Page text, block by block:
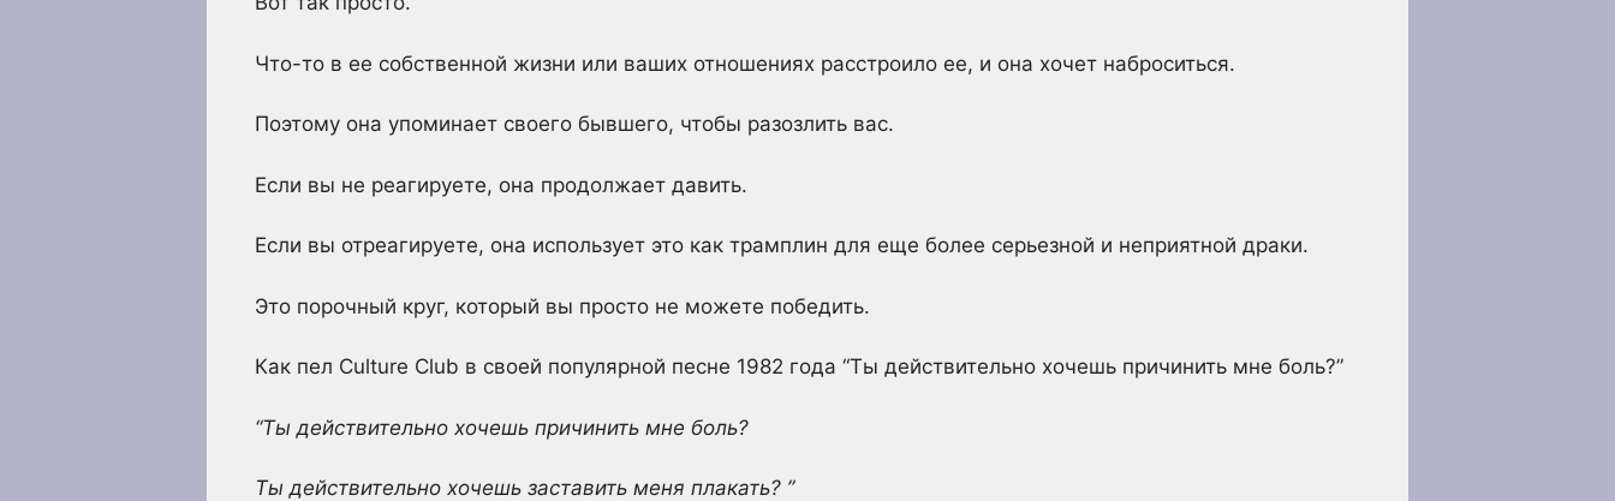
Что-то в ее собственной жизни или ваших отношениях расстроило ее, и она хочет наброситься.
Поэтому она упоминает своего бывшего, чтобы разозлить вас.
Если вы не реагируете, она продолжает давить.
Если вы отреагируете, она использует это как трамплин для еще более серьезной и неприятной драки.
Это порочный круг, который вы просто не можете победить.
Как пел Culture Club в своей популярной песне 1982 года “Ты действительно хочешь причинить мне боль?”
“Ты действительно хочешь причинить мне боль?
Ты действительно хочешь заставить меня плакать? ”